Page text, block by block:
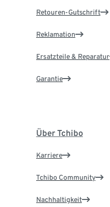
Retouren-Gutschrift
Reklamation
Ersatzteile & Reparatur
Garantie
Über Tchibo
Karriere
Tchibo Community
Nachhaltigkeit